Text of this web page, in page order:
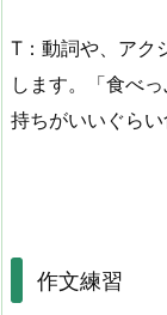
T：動詞や、アク
します。「食べ
持ちがいいぐらい
作文練習